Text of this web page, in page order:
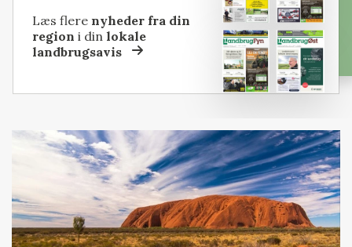
Læs flere nyheder fra din
region i dinlokale
landbrugsavis